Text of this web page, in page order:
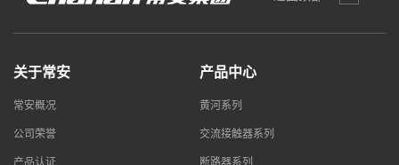
关于常安
常安概况
公司荣誉
产品认证
产品中心
黄河系列
交流接触器系列
断路器系列